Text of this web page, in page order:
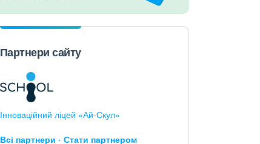
Партнери сайту
Інноваційний ліцей «Ай-Скул»
Всі партнери Стати партнером